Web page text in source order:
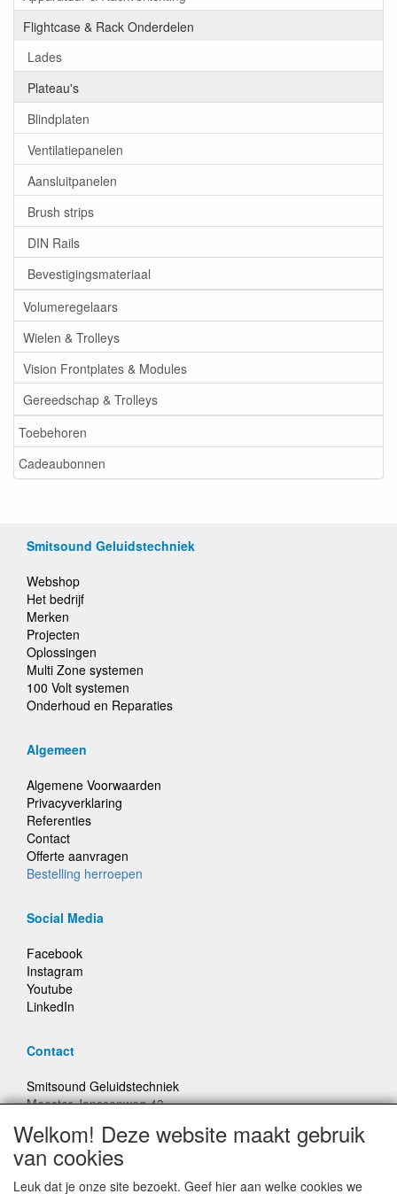
Flightcase & Rack Onderdelen
Lades
Plateau's
Blindplaten
Ventilatiepanelen
Aansluitpanelen
Brush strips
DIN Rails
Bevestigingsmateriaal
Volumeregelaars
Wielen & Trolleys
Vision Frontplates & Modules
Gereedschap & Trolleys
Toebehoren
Cadeaubonnen
Smitsound Geluidstechniek
Webshop
Het bedrijf
Merken
Projecten
Oplossingen
Multi Zone systemen
100 Volt systemen
Onderhoud en Reparaties
Algemeen
Algemene Voorwaarden
Privacyverklaring
Referenties
Contact
Offerte aanvragen
Bestelling herroepen
Social Media
Facebook
Instagram
Youtube
LinkedIn
Contact
Smitsound Geluidstechniek
Meester Janssenweg 43
E-mail: info@smitsound.nl
Telefoon: +31-(0)6-22256322
Welkom! Deze website maakt gebruik
van cookies
Leuk dat je onze site bezoekt. Geef hier aan welke cookies we